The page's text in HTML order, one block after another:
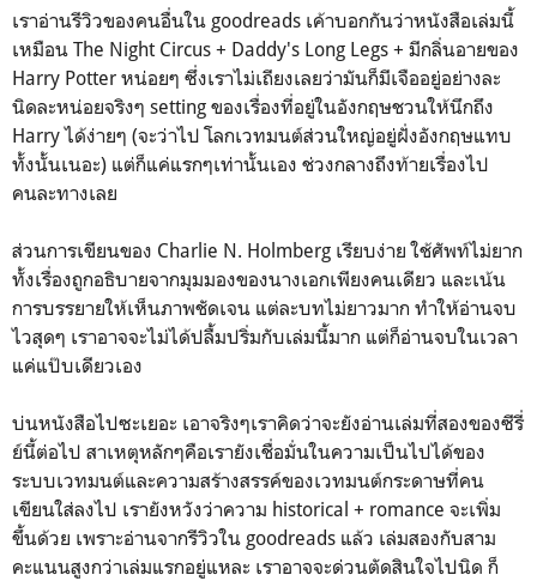
เราอ่านรีวิวของคนอื่นใน goodreads เค้าบอกกันว่าหนังสือเล่มนี้
เหมือน The Night Circus + Daddy's Long Legs + มีกลิ่นอายของ
Harry Potter หน่อยๆ ซึ่งเราไม่เถียงเลยว่ามันก็มีเจืออยู่อย่างละ
นิดละหน่อยจริงๆ setting ของเรื่องที่อยู่ในอังกฤษชวนให้นึกถึง
Harry ได้ง่ายๆ (จะว่าไป โลกเวทมนต์ส่วนใหญ่อยู่ฝั่งอังกฤษแทบ
ทั้งนั้นเนอะ) แต่ก็แค่แรกๆเท่านั้นเอง ช่วงกลางถึงท้ายเรื่องไป
คนละทางเลย
ส่วนการเขียนของ Charlie N. Holmberg เรียบง่าย ใช้ศัพท์ไม่ยาก
ทั้งเรื่องถูกอธิบายจากมุมมองของนางเอกเพียงคนเดียว และเน้น
การบรรยายให้เห็นภาพชัดเจน แต่ละบทไม่ยาวมาก ทำให้อ่านจบ
ไวสุดๆ เราอาจจะไม่ได้ปลื้มปริ่มกับเล่มนี้มาก แต่ก็อ่านจบในเวลา
แค่แป๊บเดียวเอง
บ่นหนังสือไปซะเยอะ เอาจริงๆเราคิดว่าจะยังอ่านเล่มที่สองของซีรี่
ย์นี้ต่อไป สาเหตุหลักๆคือเรายังเชื่อมั่นในความเป็นไปได้ของ
ระบบเวทมนต์และความสร้างสรรค์ของเวทมนต์กระดาษที่คน
เขียนใส่ลงไป เรายังหวังว่าความ historical + romance จะเพิ่ม
ขึ้นด้วย เพราะอ่านจากรีวิวใน goodreads แล้ว เล่มสองกับสาม
คะแนนสูงกว่าเล่มแรกอยู่แหละ เราอาจจะด่วนตัดสินใจไปนิด ก็